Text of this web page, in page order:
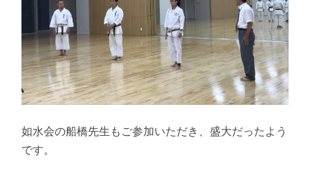
如水会の船橋先生もご参加いただき、盛大だったよう
です。